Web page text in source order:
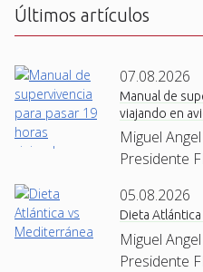
Últimos artículos
07.08.2026
Manual de
viajando en
Miguel
Presidente
05.08.2026
Dieta
Miguel
Presidente